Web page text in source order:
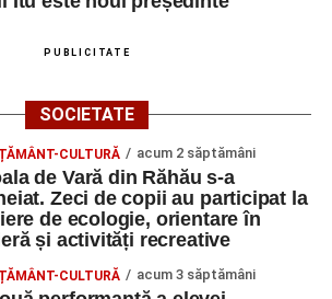
VÂNZATOR 1
0755461400
ASISTENT
INGINER
CONSTRUCTII
HIDROTEHNICE
PUBLICITATE
SOCIETATE
CULTURĂ acum 2 săptămâni
de Vară din Răhău s-a
Zeci de copii au participat la
de ecologie, orientare în
și activități recreative
CULTURĂ acum 3 săptămâni